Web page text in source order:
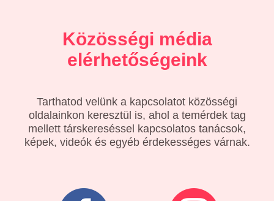
Közösségi média
elérhetőségeink
Tarthatod velünk a kapcsolatot közösségi
oldalainkon keresztül is, ahol a temérdek tag
mellett társkereséssel kapcsolatos tanácsok,
képek, videók és egyéb érdekességes várnak.